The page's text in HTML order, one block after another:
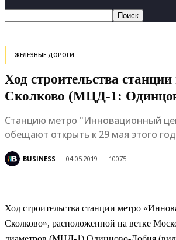
ЖЕЛЕЗНЫЕ ДОРОГИ
Ход строительства
Сколково (МЦД-1:
Станцию метро "Инновационный
обещают открыть к 29 мая этого
BUSINESS 04.05.2019 10075
Ход строительства станции метро
Сколково», расположенной на ветке